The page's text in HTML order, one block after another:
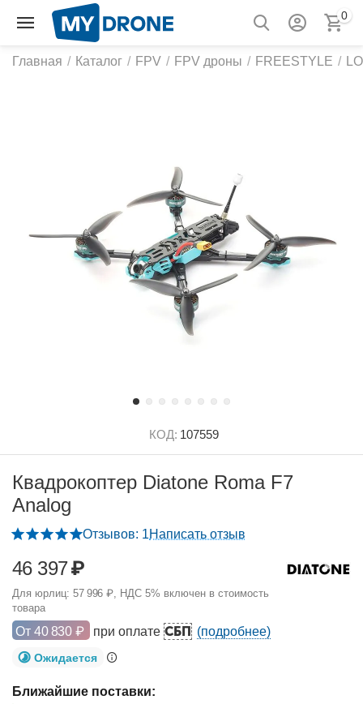
0
Главная / Каталог / FPV / FPV дроны / FREESTYLE /
КОД: 107559
Квадрокоптер Diatone Roma F7
Analog
Отзывов: 1Написать отзыв
46 397₽
Для юрлиц: 57 996 ₽, НДС 5% включен в стоимость
товара
От 40 830 ₽ при оплатеСБП (подробнее)
Ожидается
Ближайшие поставки: